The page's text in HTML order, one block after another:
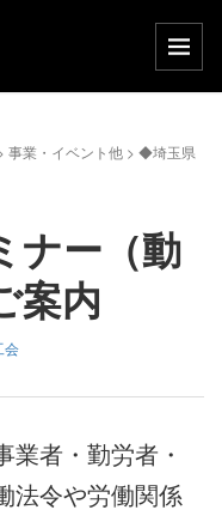
事業・イベント他 > ◆埼玉県
ナー（動
案内
会
者・勤労者・
法令や労働関係